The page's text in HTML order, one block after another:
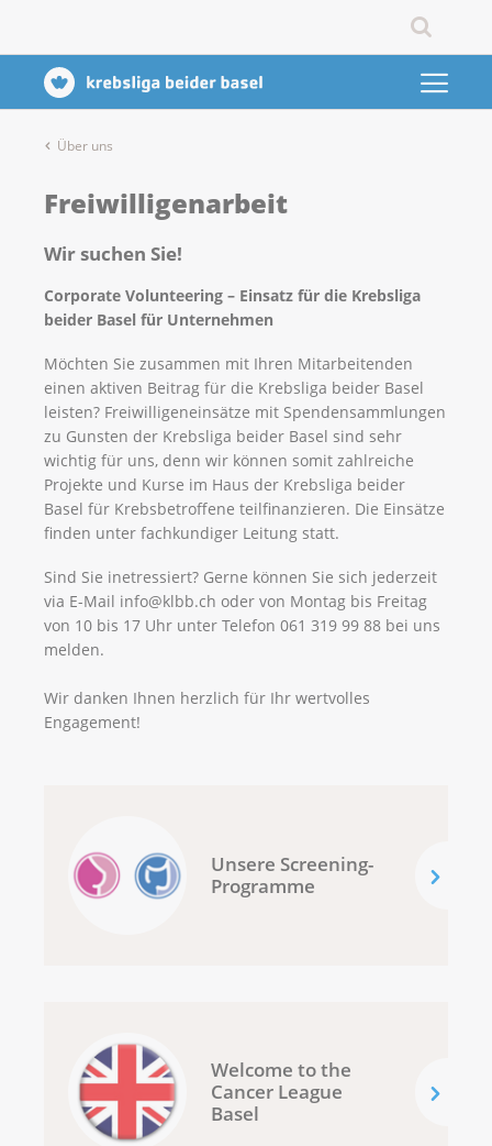
Über uns
Freiwilligenarbeit
Wir suchen Sie!
Corporate Volunteering – Einsatz für die Krebsliga
beider Basel für Unternehmen
Möchten Sie zusammen mit Ihren Mitarbeitenden
einen aktiven Beitrag für die Krebsliga beider Basel
leisten? Freiwilligeneinsätze mit Spendensammlungen
zu Gunsten der Krebsliga beider Basel sind sehr
wichtig für uns, denn wir können somit zahlreiche
Projekte und Kurse im Haus der Krebsliga beider
Basel für Krebsbetroffene teilfinanzieren. Die Einsätze
finden unter fachkundiger Leitung statt.
Sind Sie inetressiert? Gerne können Sie sich jederzeit
via E-Mail info@klbb.ch oder von Montag bis Freitag
von 10 bis 17 Uhr unter Telefon 061 319 99 88 bei uns
melden.
Wir danken Ihnen herzlich für Ihr wertvolles
Engagement!
Unsere Screening-
Programme
Welcome to the
Cancer League
Basel